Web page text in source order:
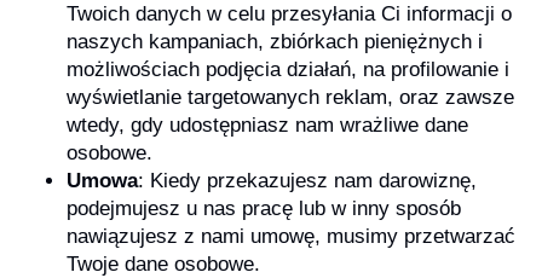
Twoich danych w celu przesyłania Ci informacji o
naszych kampaniach, zbiórkach pieniężnych i
możliwościach podjęcia działań, na profilowanie i
wyświetlanie targetowanych reklam, oraz zawsze
wtedy, gdy udostępniasz nam wrażliwe dane
osobowe.
Umowa: Kiedy przekazujesz nam darowiznę,
podejmujesz u nas pracę lub w inny sposób
nawiązujesz z nami umowę, musimy przetwarzać
Twoje dane osobowe.